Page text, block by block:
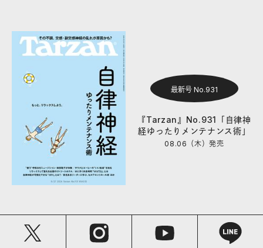
最新号 No.931
『Tarzan』No.931「自律神
経ゆったりメンテナンス術」
08.06（木）発売